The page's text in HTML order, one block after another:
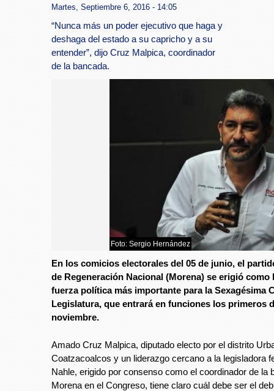
Martes, Septiembre 6, 2016 - 14:05
“Nunca más un poder ejecutivo que haga y
deshaga del estado a su capricho y a su
entender”, dijo Cruz Malpica, coordinador
de la bancada.
Foto: Sergio Hernández
Foto: Sergio
En los comicios electorales del 05 de junio, el
de Regeneración Nacional (Morena) se erigió como
fuerza política más importante para la Sexagésima
Legislatura, que entrará en funciones los primeros
noviembre.
Amado Cruz Malpica, diputado electo por el distrito
Coatzacoalcos y un liderazgo cercano a la legisladora
Nahle, erigido por consenso como el coordinador de la
Morena en el Congreso, tiene claro cuál debe ser el